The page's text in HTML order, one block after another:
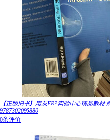
【正版旧书】用友ERP实验中心精品教材
9787302095880
0条评价